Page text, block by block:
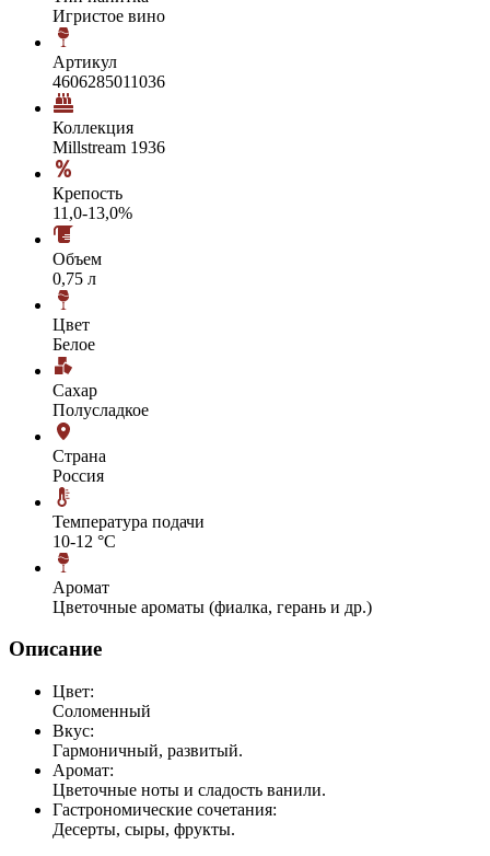
Игристое вино
Артикул
4606285011036
Коллекция
Millstream 1936
Крепость
11,0-13,0%
Объем
0,75 л
Цвет
Белое
Сахар
Полусладкое
Страна
Россия
Температура подачи
10-12 °С
Аромат
Цветочные ароматы (фиалка, герань и др.)
Описание
Цвет:
Соломенный
Вкус:
Гармоничный, развитый.
Аромат:
Цветочные ноты и сладость ванили.
Гастрономические сочетания:
Десерты, сыры, фрукты.